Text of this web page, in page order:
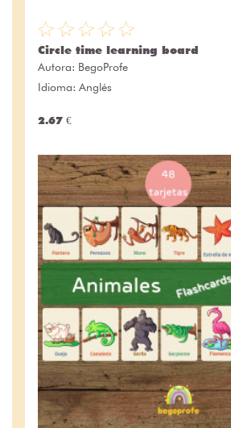
Circle time learning board
Autora: BegoProfe
Idioma: Anglés
2.67 €